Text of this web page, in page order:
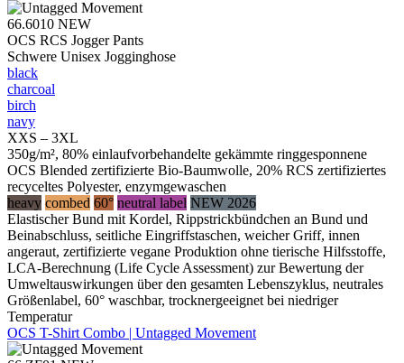
66.6010 NEW
OCS RCS Jogger Pants
Schwere Unisex Jogginghose
black
charcoal
birch
navy
XXS – 3XL
350g/m², 80% einlaufvorbehandelte gekämmte ringgesponnene
OCS Blended zertifizierte Bio-Baumwolle, 20% RCS zertifiziertes
recyceltes Polyester, enzymgewaschen
heavy combed 60° neutral label NEW 2026
Elastischer Bund mit Kordel, Rippstrickbündchen an Bund und
Beinabschluss, seitliche Eingriffstaschen, weicher Griff, innen
angeraut, zertifizierte vegane Produktion ohne tierische Hilfsstoffe,
LCA-Berechnung (Life Cycle Assessment) zur Bewertung der
Umweltauswirkungen über den gesamten Lebenszyklus, neutrales
Größenlabel, 60° waschbar, trocknergeeignet bei niedriger
Temperatur
OCS T-Shirt Combo | Untagged Movement